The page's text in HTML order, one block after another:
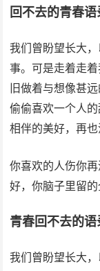
回不去的青春语
我们曾盼望长大
事。可是走着走
旧做着与想像甚
偷偷喜欢一个人
相伴的美好，再也
你喜欢的人伤你
好，你脑子里留的
青春回不去的语
我们曾盼望长大